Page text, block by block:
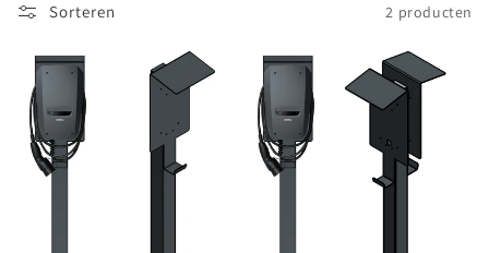
t
i
e
:
Sorteren 2 producten